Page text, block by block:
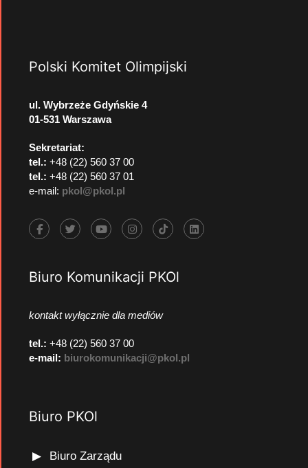
Polski Komitet Olimpijski
ul. Wybrzeże Gdyńskie 4
01-531 Warszawa
Sekretariat:
tel.: +48 (22) 560 37 00
tel.: +48 (22) 560 37 01
e-mail: pkol@pkol.pl
Biuro Komunikacji PKOl
kontakt wyłącznie dla mediów
tel.: +48 (22) 560 37 00
e-mail: biurokomunikacji@pkol.pl
Biuro PKOl
Biuro Zarządu